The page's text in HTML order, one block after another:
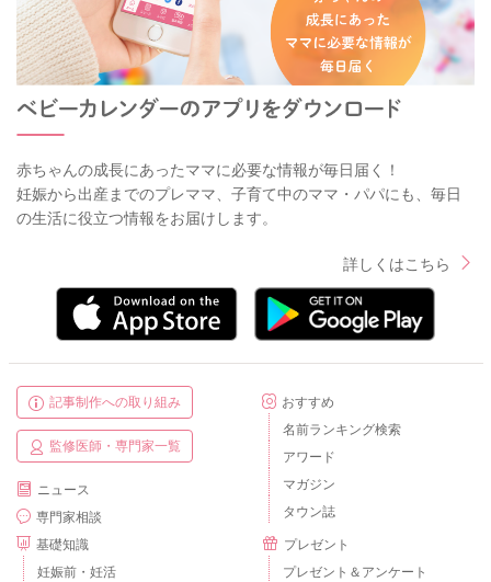
赤ちゃんの成長にあったママに必要な情報が毎日届く！
妊娠から出産までのプレママ、子育て中のママ・パパにも、毎日
の生活に役立つ情報をお届けします。
詳しくはこちら
記事制作への取り組み
監修医師・専門家一覧
ニュース
専門家相談
基礎知識
妊娠前・妊活
おすすめ
名前ランキング検索
アワード
マガジン
タウン誌
プレゼント
プレゼント＆アンケート